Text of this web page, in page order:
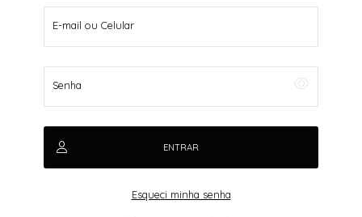
E-mail ou Celular
Senha
ENTRAR
Esqueci minha senha